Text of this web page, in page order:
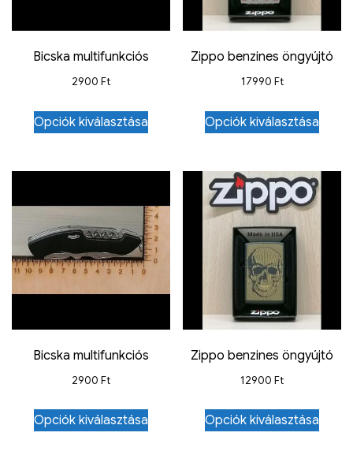
Bicska multifunkciós
2900 Ft
Opciók kiválasztása
Zippo benzines öngyújtó
17990 Ft
Opciók kiválasztása
Bicska multifunkciós
2900 Ft
Opciók kiválasztása
Zippo benzines öngyújtó
12900Ft
Opciók kiválasztása